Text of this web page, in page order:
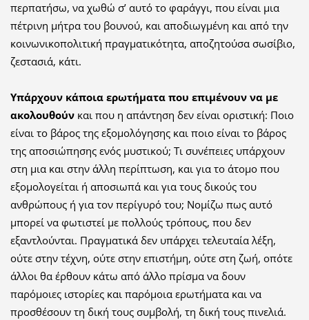
περπατήσω, να χωθώ σ’ αυτό το φαράγγι, που είναι μια
πέτρινη μήτρα του βουνού, και αποδιωγμένη και από την
κοινωνικοπολιτική πραγματικότητα, αποζητούσα σωσίβιο,
ζεστασιά, κάτι.
Υπάρχουν κάποια ερωτήματα που επιμένουν να με
ακολουθούνκαι που η απάντηση δεν είναι οριστική: Ποιο
είναι το βάρος της εξομολόγησης και ποιο είναι το βάρος
της αποσιώπησης ενός μυστικού; Τι συνέπειες υπάρχουν
στη μια και στην άλλη περίπτωση, και για το άτομο που
εξομολογείται ή αποσιωπά και για τους δικούς του
ανθρώπους ή για τον περίγυρό του; Νομίζω πως αυτό
μπορεί να φωτιστεί με πολλούς τρόπους, που δεν
εξαντλούνται. Πραγματικά δεν υπάρχει τελευταία λέξη,
ούτε στην τέχνη, ούτε στην επιστήμη, ούτε στη ζωή, οπότε
άλλοι θα έρθουν κάτω από άλλο πρίσμα να δουν
παρόμοιες ιστορίες και παρόμοια ερωτήματα και να
προσθέσουν τη δική τους συμβολή, τη δική τους πινελιά.